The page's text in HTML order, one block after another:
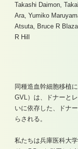
Takashi Daimon,
Ara, Yumiko
Atsuta, Bruce R
R Hill
同種造血幹細胞移植
GVL）は、ドナーと
いに依存した、ドナ
らされる。
私たちは兵庫医科大